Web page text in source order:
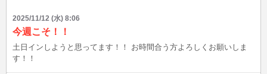
2025/11/12 (水) 8:06
今週こそ！！
土日インしようと思ってます！！ お時間合う方よろしくお願いしま
す！！